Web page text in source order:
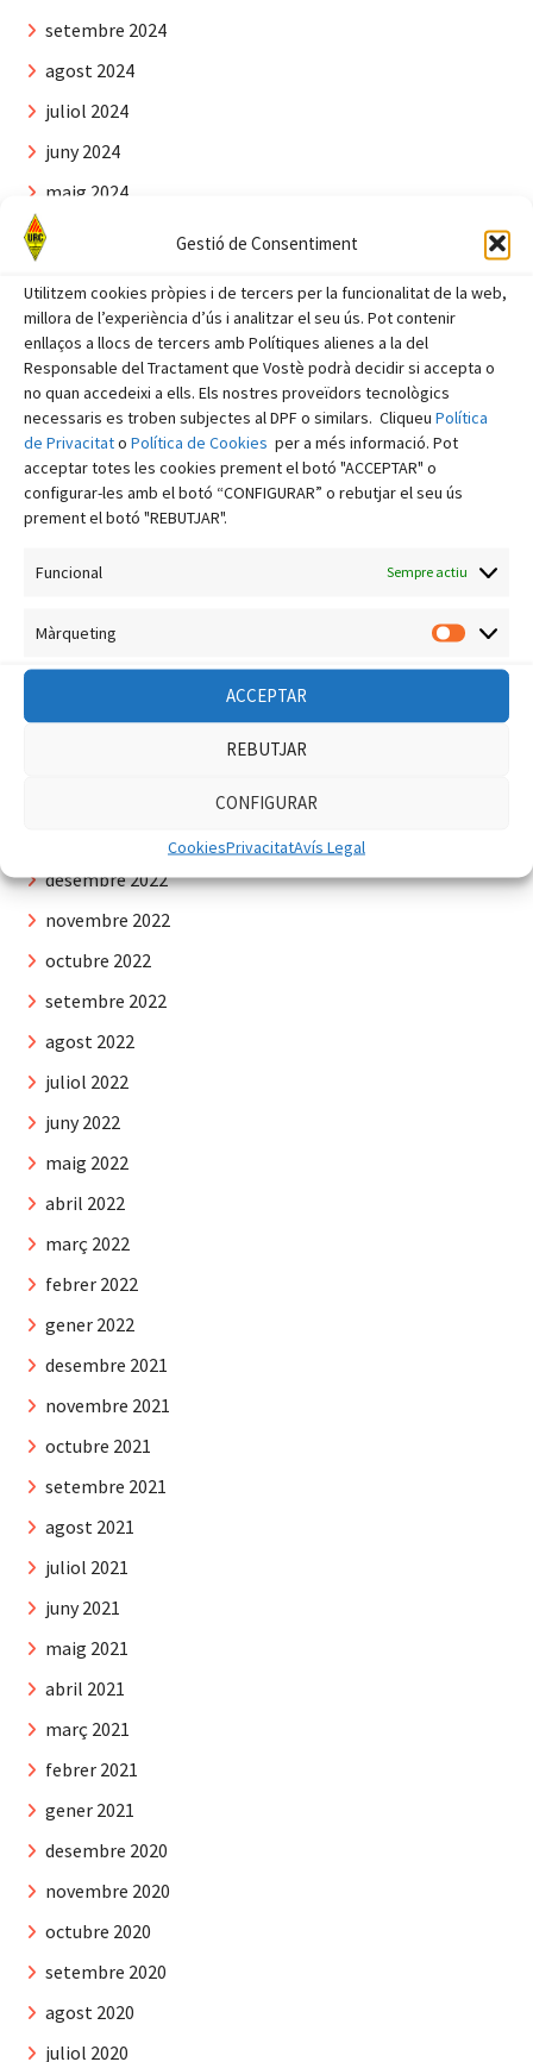
Gestió de Consentiment
Utilitzem cookies pròpies i de tercers per la funcionalitat de la web,
millora de l’experiència d’ús i analitzar el seu ús. Pot contenir
enllaços a llocs de tercers amb Polítiques alienes a la del
Responsable del Tractament que Vostè podrà decidir si accepta o
no quan accedeixi a ells. Els nostres proveïdors tecnològics
necessaris es troben subjectes al DPF o similars. Cliqueu Política
de Privacitato Política de Cookies per a més informació. Pot
acceptar totes les cookies prement el botó "ACCEPTAR" o
configurar-les amb el botó “CONFIGURAR” o rebutjar el seu ús
prement el botó "REBUTJAR".
Funcional Sempre actiu
Màrqueting
ACCEPTAR
REBUTJAR
CONFIGURAR
CookiesPrivacitatAvís Legal
setembre 2024
agost 2024
juliol 2024
juny 2024
maig 2024
abril 2024
febrer 2024
gener 2024
desembre 2023
novembre 2023
octubre 2023
setembre 2023
juny 2023
maig 2023
abril 2023
desembre 2022
novembre 2022
octubre 2022
setembre 2022
agost 2022
juliol 2022
juny 2022
maig 2022
abril 2022
març 2022
febrer 2022
gener 2022
desembre 2021
novembre 2021
octubre 2021
setembre 2021
agost 2021
juliol 2021
juny 2021
maig 2021
abril 2021
març 2021
febrer 2021
gener 2021
desembre 2020
novembre 2020
octubre 2020
setembre 2020
agost 2020
juliol 2020